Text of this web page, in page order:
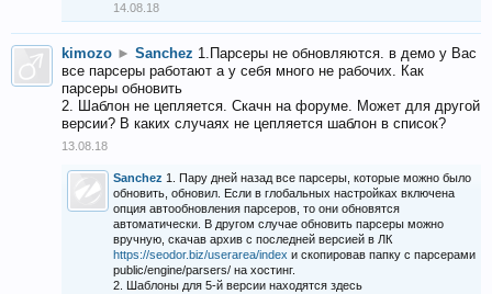
14.08.18
kimozo ► Sanchez 1.Парсеры не обновляются. в демо у Вас
все парсеры работают а у себя много не рабочих. Как
парсеры обновить
2. Шаблон не цепляется. Скачн на форуме. Может для другой
версии? В каких случаях не цепляется шаблон в список?
13.08.18
Sanchez 1. Пару дней назад все парсеры, которые можно было
обновить, обновил. Если в глобальных настройках включена
опция автообновления парсеров, то они обновятся
автоматически. В другом случае обновить парсеры можно
вручную, скачав архив с последней версией в ЛК
https://seodor.biz/userarea/index и скопировав папку с парсерами
public/engine/parsers/ на хостинг.
2. Шаблоны для 5-й версии находятся здесь